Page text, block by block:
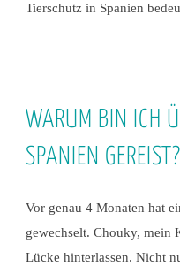
Tierschutz in Spanien
WARUM BIN ICH
SPANIEN GEREIST?
Vor genau 4 Monaten hat
gewechselt. Chouky, mein
Lücke hinterlassen. Nicht